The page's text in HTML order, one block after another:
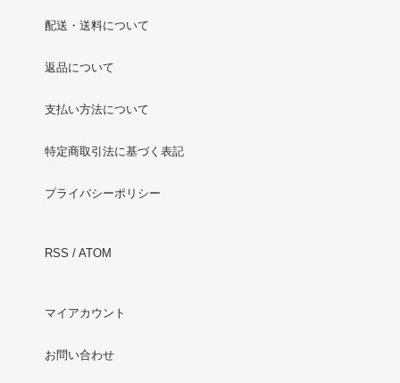
配送・送料について
返品について
支払い方法について
特定商取引法に基づく表記
プライバシーポリシー
RSS / ATOM
マイアカウント
お問い合わせ